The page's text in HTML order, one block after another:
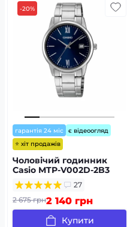
-20%
гарантія 24 міс
є відеоогляд
⭐ хіт продажів
Чоловічий годинник
Casio MTP-V002D-2B3
27
2 675 грн2 140 грн
Купити